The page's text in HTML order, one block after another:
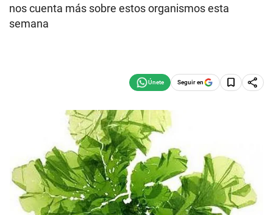
nos cuenta más sobre estos organismos esta
semana
Seguir en